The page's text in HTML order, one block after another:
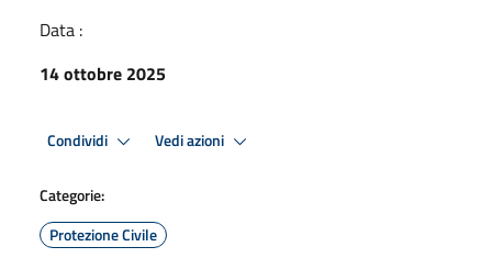
Data :
14 ottobre 2025
Condividi Vedi azioni
Categorie:
Protezione Civile